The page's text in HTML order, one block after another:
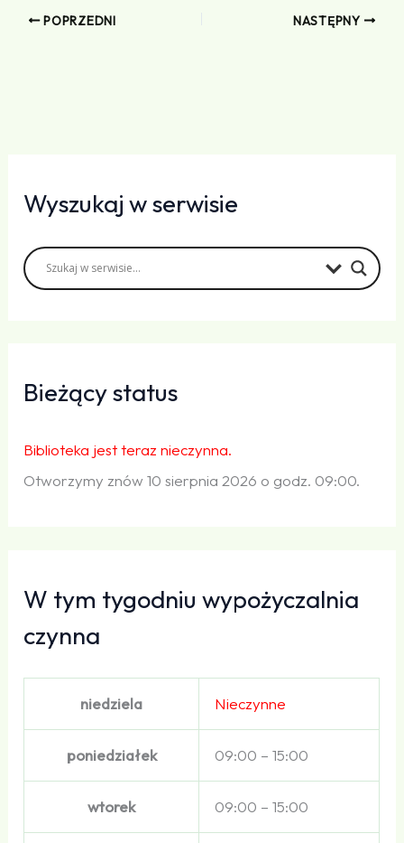
POPRZEDNI NASTĘPNY
Wyszukaj w serwisie
Bieżący status
Biblioteka jest teraz nieczynna.
Otworzymy znów 10 sierpnia 2026 o godz. 09:00.
W tym tygodniu wypożyczalnia
czynna
niedziela Nieczynne
poniedziałek 09:00 – 15:00
wtorek 09:00 – 15:00